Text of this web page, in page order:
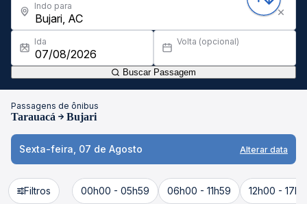
Indo para
Ida Volta (opcional)
Buscar Passagem
Passagens de ônibus
Tarauacá Bujari
Sexta-feira, 07 de Agosto Alterar data
Filtros 00h00 - 05h59 06h00 - 11h59 12h00 -